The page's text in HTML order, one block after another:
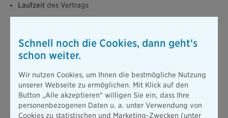
Laufzeit des Vertrags
Berufsklasse(abhängig vom Beruf)
riskanten Hobbies
Hinzu kommen Dinge wie derGesundheitszustandoder die
Risikoklasse, die von Beruf und der Freizeitgestaltung
bestimmt wird. Denken Sie nur an Hobbys mit hoher
Schnell noch die Cookies, dann geht's
schon weiter.
Wir nutzen Cookies, um Ihnen die bestmögliche Nutzung
unserer Webseite zu ermöglichen. Mit Klick auf den
Button „Alle akzeptieren" willigen Sie ein, dass Ihre
personenbezogenen Daten u. a. unter Verwendung von
Cookies zu statistischen und Marketing-Zwecken (unter